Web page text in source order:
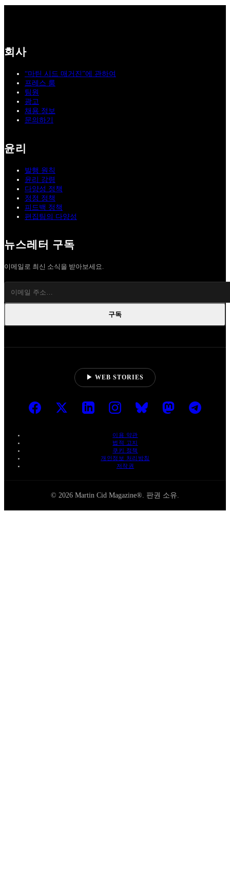
회사
“마틴 시드 매거진”에 관하여
프레스 룸
팀원
광고
채용 정보
문의하기
윤리
발행 원칙
윤리 강령
다양성 정책
정정 정책
피드백 정책
편집팀의 다양성
뉴스레터 구독
이메일로 최신 소식을 받아보세요.
구독
▶ WEB STORIES
이용 약관
법적 고지
쿠키 정책
개인정보 처리방침
저작권
© 2026 Martin Cid Magazine®. 판권 소유.